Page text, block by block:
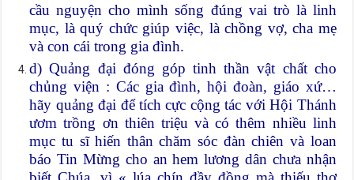
cầu nguyện cho mình sống đúng vai trò là linh
mục, là quý chức giúp việc, là chồng vợ, cha mẹ
và con cái trong gia đình.
d) Quảng đại đóng góp tinh thần vật chất cho
chủng viện : Các gia đình, hội đoàn, giáo xứ…
hãy quảng đại để tích cực cộng tác với Hội Thánh
ươm trồng ơn thiên triệu và có thêm nhiều linh
mục tu sĩ hiến thân chăm sóc đàn chiên và loan
báo Tin Mừng cho an hem lương dân chưa nhận